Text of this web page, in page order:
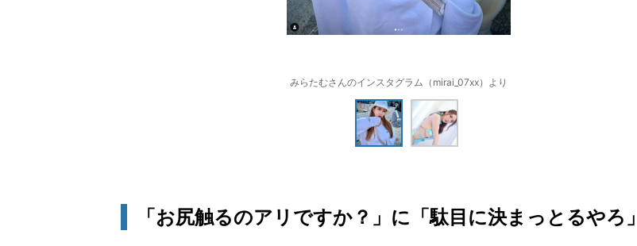
みらたむさんのインスタグラム（mirai_07xx）より
「お尻触るのアリですか？」に「駄目に決まっとるやろ」